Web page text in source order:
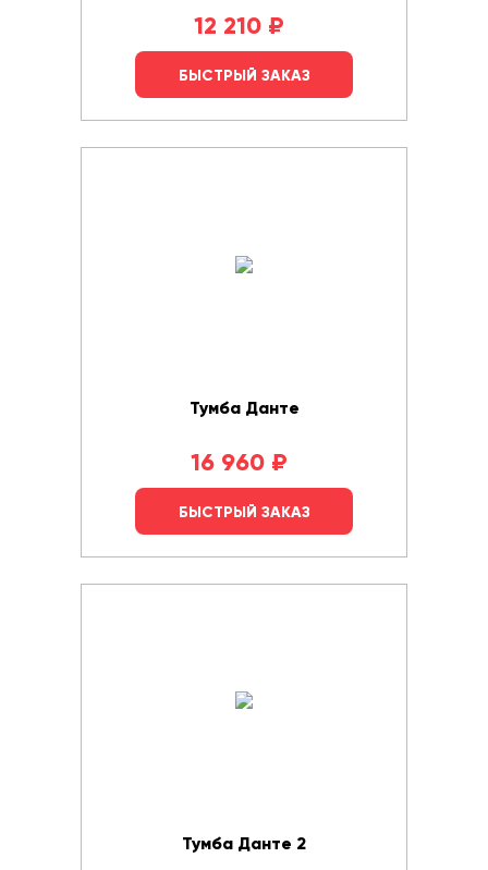
12 210 ₽
БЫСТРЫЙ ЗАКАЗ
Тумба Данте
16 960 ₽
БЫСТРЫЙ ЗАКАЗ
Тумба Данте 2